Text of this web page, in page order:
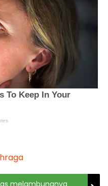
melambungnya